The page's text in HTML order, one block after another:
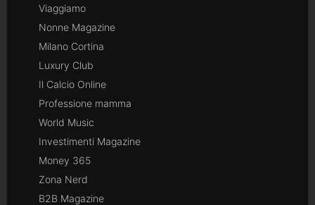
Viaggiamo
Nonne Magazine
Milano Cortina
Luxury Club
Il Calcio Online
Professione mamma
World Music
Investimenti Magazine
Money 365
Zona Nerd
B2B Magazine